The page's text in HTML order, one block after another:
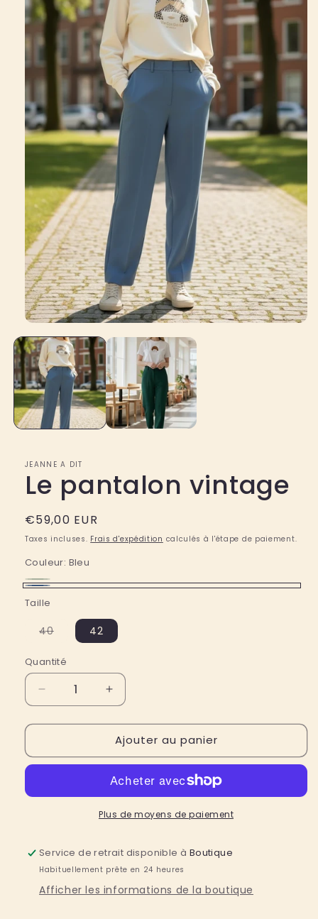
le
média
1
dans
une
fenêtre
modale
JEANNE A DIT
Le pantalon vintage
Prix
habituel
€59,00 EUR
Taxes incluses. Frais d'expédition calculés à l'étape de paiement.
Couleur: Bleu
Vert
sapin
Variante
épuisée
indisponible
Taille
40Variante
épuisée
indisponible
42
Quantité
Quantité
Réduire
la
quantité
Le
Augmenter
la
quantité
de
Le
vintage
Ajouter au panier
Plus de moyens de paiement
Service de retrait disponible à Boutique
Habituellement prête en 24 heures
Afficher les informations de la boutique